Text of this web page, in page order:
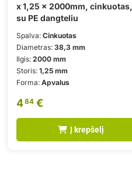
x 1,25 x 2000mm, cinkuotas,
su PE dangteliu
Spalva: Cinkuotas
Diametras: 38,3 mm
Ilgis: 2000 mm
Storis: 1,25 mm
Forma: Apvalus
484 €
Į krepšelį